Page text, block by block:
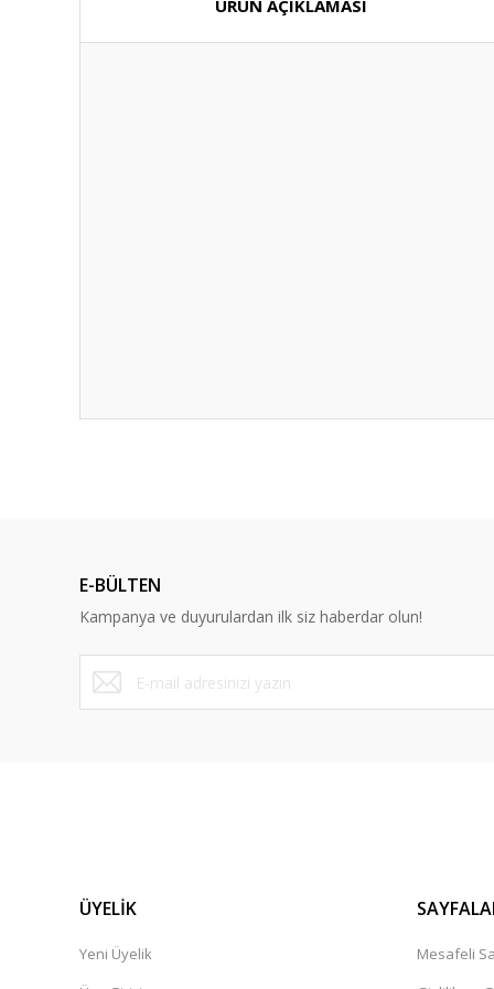
ÜRÜN AÇIKLAMASI
E-BÜLTEN
Kampanya ve duyurulardan ilk siz haberdar olun!
ÜYELİK
Yeni Üyelik
Mesafeli